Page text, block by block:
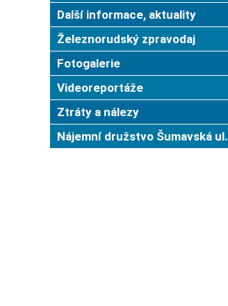
Další informace, aktuality
Železnorudský zpravodaj
Fotogalerie
Videoreportáže
Ztráty a nálezy
Nájemní družstvo Šumavská ul.